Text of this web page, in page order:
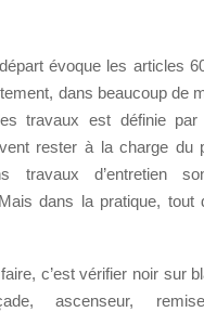
évoque les articles
dans beaucoup de
travaux est définie
rester à la charge du
travaux d’entretien
Mais dans la pratique, tout
c’est vérifier noir sur
ascenseur,